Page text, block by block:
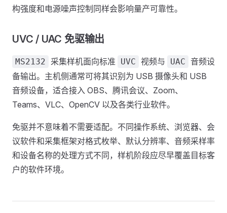
构强度和电源噪声控制同样会影响量产可靠性。
UVC / UAC 免驱输出
MS2132 采集样机面向标准 UVC 视频与 UAC 音频设
备输出。主机侧通常可将其识别为 USB 摄像头和 USB
音频设备，适合接入 OBS、腾讯会议、Zoom、
Teams、VLC、OpenCV 以及各类行业软件。
免驱并不意味着不需要适配。不同操作系统、浏览器、会
议软件和采集框架对格式枚举、默认分辨率、音频采样率
和设备名称的处理方式不同，样机阶段应尽早覆盖目标客
户的软件环境。